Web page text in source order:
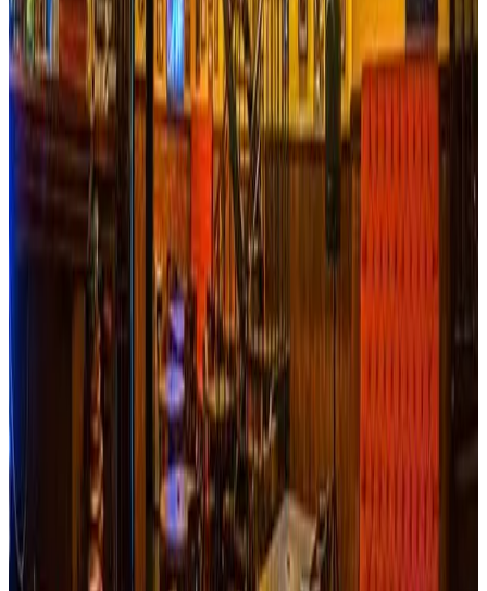
El lugar ideal para recargar energías y sobrecargarse con la
belleza de la naturaleza…a solo 16 Km de la ciudad de
Ibagué por la vía del Cañón de Combeima encontrarás el
Hotel Iguaima, un lugar pleno de belleza natural y
arquitectura campestre, cuenta con un confortable y cálido
alojamiento de 20 habitaciones con capacidad para 80
personas, donde su complemento perfecto es la gran
variedad de actividades ecológicos que puedes realizar en
sus bellos alrededores, categorizándolo como escenario
perfecto para realizar senderismo, avistamiento de
aves/colibrís y de estrellas. Además, de contar con un
restaurante donde sus ricos platos son elaborados con
productos de la zona; cuenta con un amplio salón de
eventos, convirtiéndose en el mejor lugar para reencuentros
donde el bello paisaje será su mejor decoración y harán de
tus recuerdos fotográficos los mejores. Todo esto lo
podrás hacer mientras disfrutas del aire puro, la tranquilidad
de la montaña y el sonido arrullador del Rio Combeima. El
hotel Iguaima y su equipo de colaboradores te
sorprenderán con grandes detalles de amabilidad y
complacencia haciendo de tu estadía un momento
placentero donde el único riesgo que correrás es que te
quieras quedar por siempre.
Reservar